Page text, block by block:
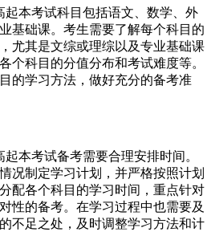
本考试科目包括语文、数学、外
基础课。考生需要了解每个科目的
尤其是文综或理综以及专业基础课
个科目的分值分布和考试难度等。
的学习方法，做好充分的备考准
本考试备考需要合理安排时间。
况制定学习计划，并严格按照计划
配各个科目的学习时间，重点针对
性的备考。在学习过程中也需要及
不足之处，及时调整学习方法和计